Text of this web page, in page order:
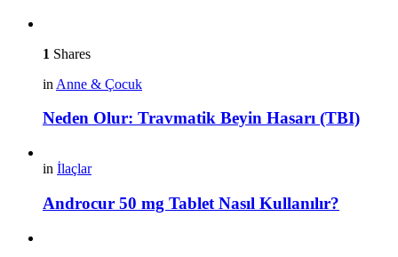
1 Shares
in Anne & Çocuk
Neden Olur: Travmatik Beyin Hasarı (TBI)
in İlaçlar
Androcur 50 mg Tablet Nasıl Kullanılır?